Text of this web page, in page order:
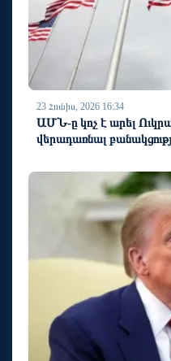
23 Հունիս, 2026 16:34
ԱՄՆ-ը կոչ է արել
վերադառնալ